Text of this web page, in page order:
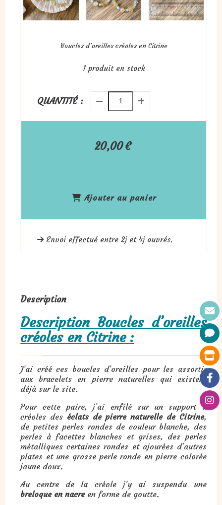
Boucles d’oreilles créoles en Citrine
20,00€
1produit en stock
QUANTITÉ :
Ajouter au panier
Envoi effectué entre 2j et 4j ouvrés.
Description
Description Boucles d’oreilles
créoles en Citrine :
J’ai créé ces boucles d’oreilles pour les assortir
aux bracelets en pierre naturelles qui existent
déjà sur le site.
Pour cette paire, j’ai enfilé sur un support à
créoles des éclats de pierre naturelle de Citrine,
de petites perles rondes de couleur blanche, des
perles à facettes blanches et grises, des perles
métalliques certaines rondes et ajourées d'autres
plates et une grosse perle ronde en pierre colorée
jaune doux.
Au centre de la créole j’y ai suspendu une
breloque en nacre en forme de goutte.